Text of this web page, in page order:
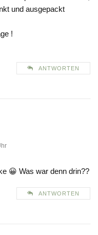
und ausgepackt
!
ANTWORTEN
😀 Was war denn drin??
ANTWORTEN